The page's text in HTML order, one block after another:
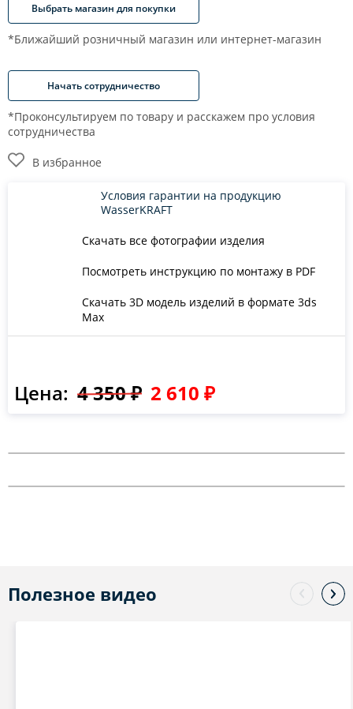
Выбрать магазин для покупки
*Ближайший розничный магазин или интернет-магазин
Начать сотрудничество
*Проконсультируем по товару и расскажем про условия
сотрудничества
В избранное
Скачать все фотографии изделия
Посмотреть инструкцию по монтажу в PDF
Скачать 3D модель изделий в формате 3ds
Max
Условия гарантии на продукцию
WasserKRAFT
Цена: 4 350 ₽ 2 610 ₽
Полезное видео